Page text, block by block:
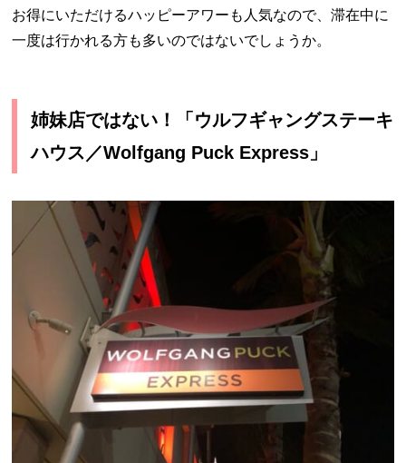
お得にいただけるハッピーアワーも人気なので、滞在中に
一度は行かれる方も多いのではないでしょうか。
姉妹店ではない！「ウルフギャングステーキ
ハウス／Wolfgang Puck Express」